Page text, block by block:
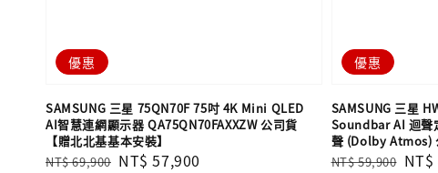
優惠
SAMSUNG 三星 75QN70F 75吋 4K Mini QLED
AI智慧連網顯示器 QA75QN70FAXXZW 公司貨
【贈北北基基本安裝】
Regular
NT$ 69,900 Sale
NT$ 57,900
優惠
SAMSUNG 三星
Soundbar AI 迴聲
聲 (Dolby Atmos)
Regular
NT$ 59,900 Sale